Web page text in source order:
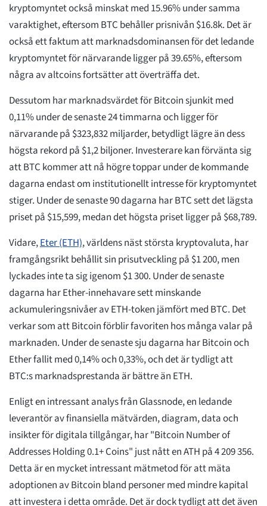
kryptomyntet också minskat med 15.96% under samma
varaktighet, eftersom BTC behåller prisnivån $16.8k. Det är
också ett faktum att marknadsdominansen för det ledande
kryptomyntet för närvarande ligger på 39.65%, eftersom
några av altcoins fortsätter att överträffa det.
Dessutom har marknadsvärdet för Bitcoin sjunkit med
0,11% under de senaste 24 timmarna och ligger för
närvarande på $323,832 miljarder, betydligt lägre än dess
högsta rekord på $1,2 biljoner. Investerare kan förvänta sig
att BTC kommer att nå högre toppar under de kommande
dagarna endast om institutionellt intresse för kryptomyntet
stiger. Under de senaste 90 dagarna har BTC sett det lägsta
priset på $15,599, medan det högsta priset ligger på $68,789.
Vidare,Eter (ETH), världens näst största kryptovaluta, har
framgångsrikt behållit sin prisutveckling på $1 200, men
lyckades inte ta sig igenom $1 300. Under de senaste
dagarna har Ether-innehavare sett minskande
ackumuleringsnivåer av ETH-token jämfört med BTC. Det
verkar som att Bitcoin förblir favoriten hos många valar på
marknaden. Under de senaste sju dagarna har Bitcoin och
Ether fallit med 0,14% och 0,33%, och det är tydligt att
BTC:s marknadsprestanda är bättre än ETH.
Enligt en intressant analys från Glassnode, en ledande
leverantör av finansiella mätvärden, diagram, data och
insikter för digitala tillgångar, har "Bitcoin Number of
Addresses Holding 0.1+ Coins" just nått en ATH på 4 209 356.
Detta är en mycket intressant mätmetod för att mäta
adoptionen av Bitcoin bland personer med mindre kapital
att investera i detta område. Det är dock tydligt att det även